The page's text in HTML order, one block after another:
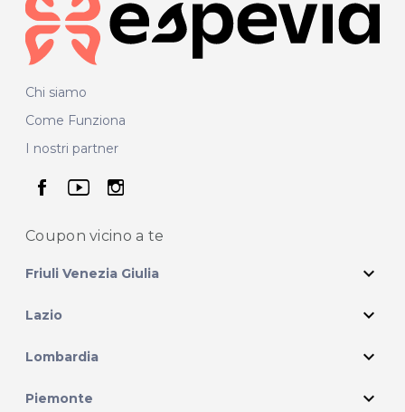
Chi siamo
Come Funziona
I nostri partner
seguici su facebook
seguici su youtube
seguici su instagram
Coupon vicino a te
Friuli Venezia Giulia expand_more
Lazio expand_more
Lombardia expand_more
Piemonte expand_more